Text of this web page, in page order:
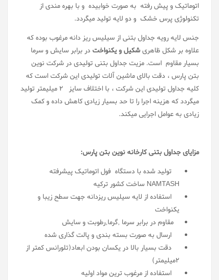
اتوماتیک و پیش رفته به صورت خوابیده و با بهره مندی از
تکنولوژی پرس خشک و دو لایه تولید میگردد.
جنس لایه رویه جداول بتنی از سیلیس ریز دانه مرغوب بوده که
علاوه بر شکل ظاهریشکیل و یکنواخت در برابر سایش و سرما
بسیار مقاوم است. مزیت جداول بتنی تولیدی در شرکت نوین
بتن پارس ، دقت بالای ماشین آلات تولیدی این شرکت است که
کلیه جداول تولیدی این شرکت ، با اختلاف سایز 2 میلیمتر تولید
میگردد که هزینه اجرا را تا حد بسیار زیادی کاهش داده و کمک
زیادی به عوامل اجرایی میکند.
مزایای جداول بتنی کارخانه نوین بتن پارس:
تولید شده با دستگاه فول اتوماتیک پیشرفته
NAMTASH ساخت کشور ترکیه
استفاده از لایه سیلیس ریزدانه جهت سطح زیبا و
یکنواخت
مقاوم در برابر سرما ,گرما,رطوبت و سایش
ارسال به صورت بسته بندی و پالت گذاری شده
دقت بسیار بالا در یکسان بودن ابعاد(تلورانس کمتر از
۲میلیمتر)
استفاده از مرغوب ترین مواد اولیه